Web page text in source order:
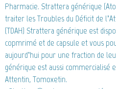
Pharmacie. Strattera générique
traiter les Troubles du Déficit de
(TDAH) Strattera générique est
copmrimé et de capsule et vous
aujourd’hui pour une fraction de
générique est aussi commercialisé
Attentin, Tomoxetin.